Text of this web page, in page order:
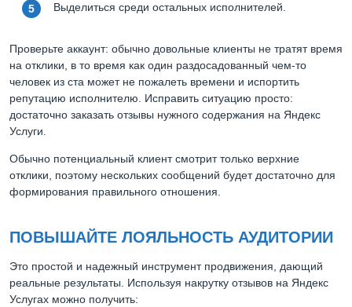
Выделиться среди остальных исполнителей.
Проверьте аккаунт: обычно довольные клиенты не тратят время
на отклики, в то время как один раздосадованный чем-то
человек из ста может не пожалеть времени и испортить
репутацию исполнителю. Исправить ситуацию просто:
достаточно заказать отзывы нужного содержания на Яндекс
Услуги.
Обычно потенциальный клиент смотрит только верхние
отклики, поэтому нескольких сообщений будет достаточно для
формирования правильного отношения.
ПОВЫШАЙТЕ ЛОЯЛЬНОСТЬ АУДИТОРИИ
Это простой и надежный инструмент продвижения, дающий
реальные результаты. Используя накрутку отзывов на Яндекс
Услугах можно получить: